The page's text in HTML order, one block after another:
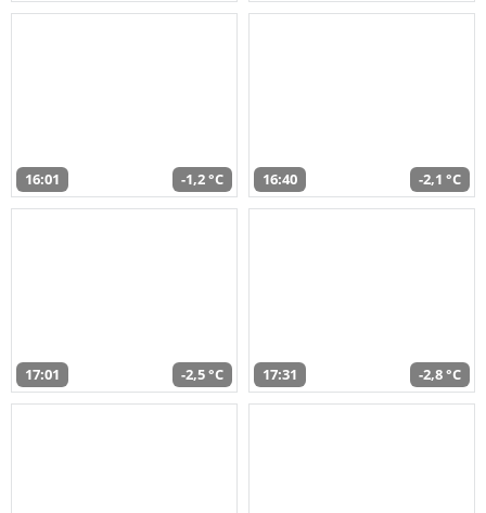
16:01 -1,2 °C 16:40 -2,1 °C
17:01 -2,5 °C 17:31 -2,8 °C